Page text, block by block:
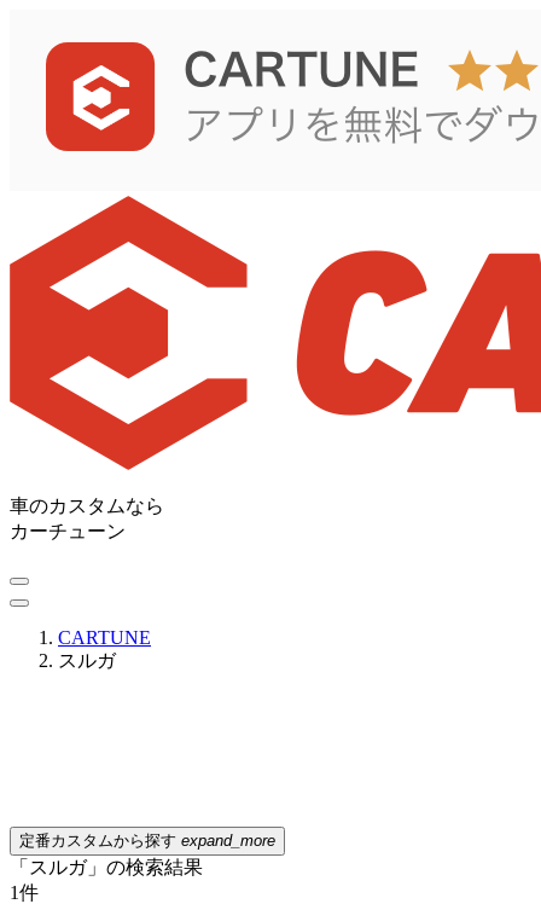
車のカスタムなら
カーチューン
CARTUNE
スルガ
定番カスタムから探す expand_more
「スルガ」の検索結果
1件